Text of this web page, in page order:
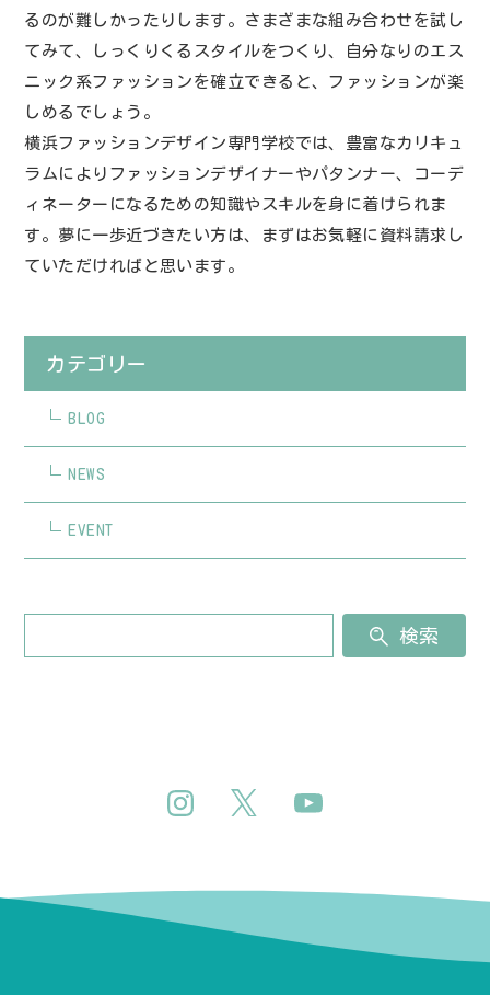
るのが難しかったりします。さまざまな組み合わせを試し
てみて、しっくりくるスタイルをつくり、自分なりのエス
ニック系ファッションを確立できると、ファッションが楽
しめるでしょう。
横浜ファッションデザイン専門学校では、豊富なカリキュ
ラムによりファッションデザイナーやパタンナー、コーデ
ィネーターになるための知識やスキルを身に着けられま
す。夢に一歩近づきたい方は、まずはお気軽に資料請求し
ていただければと思います。
カテゴリー
BLOG
NEWS
EVENT
検索